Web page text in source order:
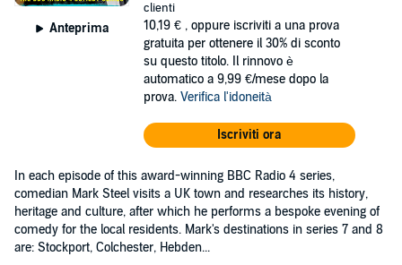
Anteprima
clienti
10,19 € , oppure iscriviti a una prova
gratuita per ottenere il 30% di sconto
su questo titolo. Il rinnovo è
automatico a 9,99 €/mese dopo la
prova. Verifica l'idoneità
Iscriviti ora
In each episode of this award-winning BBC Radio 4 series,
comedian Mark Steel visits a UK town and researches its history,
heritage and culture, after which he performs a bespoke evening of
comedy for the local residents. Mark's destinations in series 7 and 8
are: Stockport, Colchester, Hebden...